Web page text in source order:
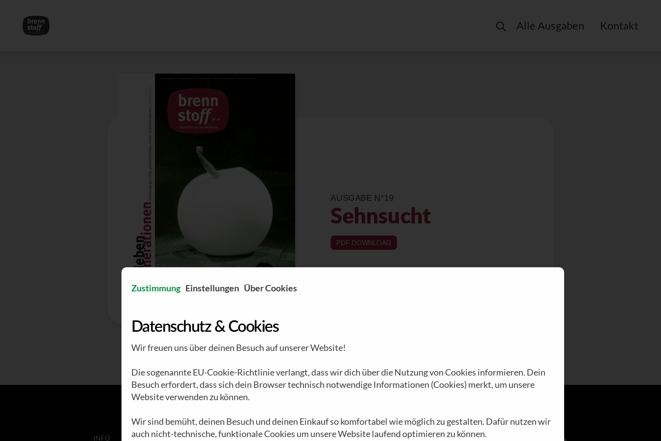
Alle Ausgaben Kontakt
AUSGABE N°19
Sehnsucht
PDF DOWNLOAD
INFO
Zustimmung Einstellungen Über Cookies
Datenschutz & Cookies
Wir freuen uns über deinen Besuch auf unserer Website!
Die sogenannte EU-Cookie-Richtlinie verlangt, dass wir dich über die Nutzung von Cookies informieren. Dein
Besuch erfordert, dass sich dein Browser technisch notwendige Informationen (Cookies) merkt, um unsere
Website verwenden zu können.
Wir sind bemüht, deinen Besuch und deinen Einkauf so komfortabel wie möglich zu gestalten. Dafür nutzen wir
auch nicht-technische, funktionale Cookies um unsere Website laufend optimieren zu können.